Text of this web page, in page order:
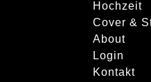
Hochzeit
Cover &
About
Login
Kontakt